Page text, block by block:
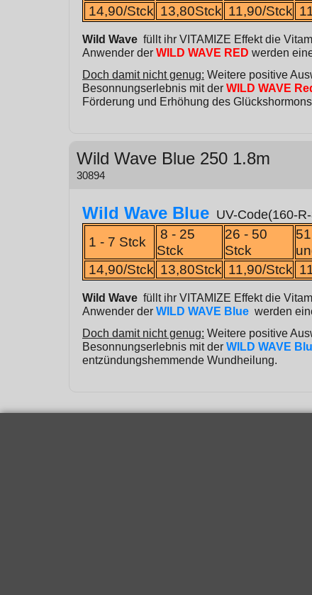
14,90/Stck 13,80Stck 11,90/Stck
Wild Wave füllt ihr VITAMIZE Effekt die
Anwender der WILD WAVE RED werden
Doch damit nicht genug: Weitere positive
Besonnungserlebnis mit der WILD WAVE
Förderung und Erhöhung des
Wild Wave Blue 250 1.8m
30894
Wild Wave Blue UV-Code(160-
1 - 7 Stck
8 - 25
Stck
26 - 50
Stck
14,90/Stck 13,80Stck 11,90/Stck
Wild Wave füllt ihr VITAMIZE Effekt die
Anwender der WILD WAVE Blue werden
Doch damit nicht genug: Weitere positive
Besonnungserlebnis mit der WILD WAVE
entzündungshemmende Wundheilung.